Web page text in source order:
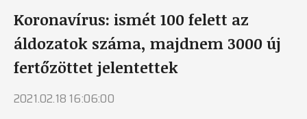
Koronavírus: ismét 100 felett az
áldozatok száma, majdnem 3000 új
fertőzöttet jelentettek
2021.02.18 16:06:00